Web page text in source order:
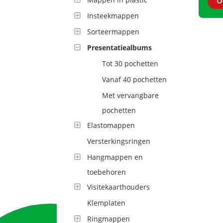
Insteekmappen
Sorteermappen
Presentatiealbums
Tot 30 pochetten
Vanaf 40 pochetten
Met vervangbare
pochetten
Elastomappen
Versterkingsringen
Hangmappen en
toebehoren
Visitekaarthouders
Klemplaten
Ringmappen